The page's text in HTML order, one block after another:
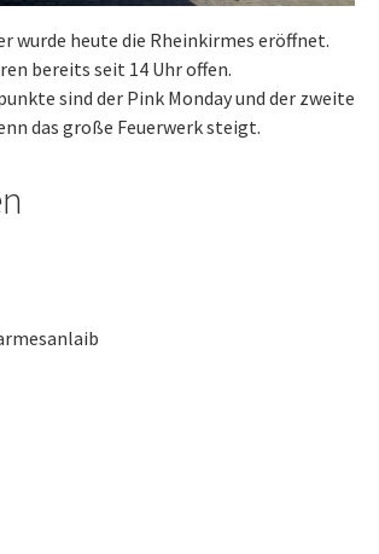
wurde heute die Rheinkirmes eröffnet.
bereits seit 14 Uhr offen.
sind der Pink Monday und der zweite
das große Feuerwerk steigt.